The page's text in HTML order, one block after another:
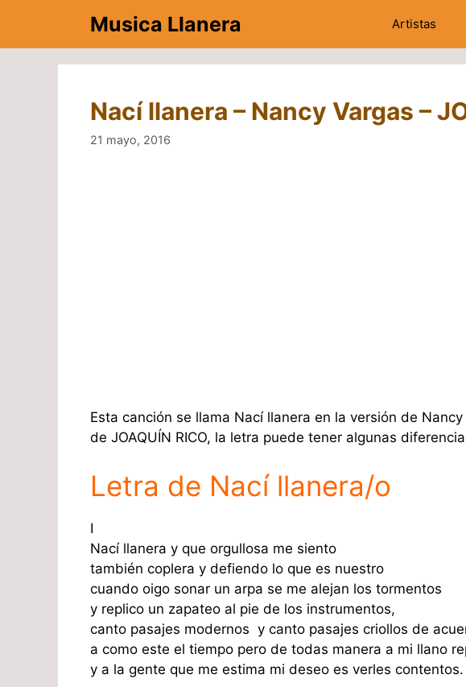
contenido
Musica Llanera Artistas
Nací llanera – Nancy Vargas –
21 mayo, 2016
Esta canción se llama Nací llanera en la versión de
de JOAQUÍN RICO, la letra puede tener algunas
Letra de Nací llanera/o
I
Nací llanera y que orgullosa me siento
también coplera y defiendo lo que es nuestro
cuando oigo sonar un arpa se me alejan los tormentos
y replico un zapateo al pie de los instrumentos,
canto pasajes modernos y canto pasajes criollos de
a como este el tiempo pero de todas manera a mi llano
y a la gente que me estima mi deseo es verles contentos.